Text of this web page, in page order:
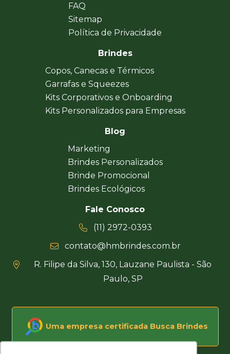
FAQ
Sitemap
Política de Privacidade
Brindes
Copos, Canecas e Térmicos
Garrafas e Squeezes
Kits Corporativos e Onboarding
Kits Personalizados para Empresas
Blog
Marketing
Brindes Personalizados
Brinde Promocional
Brindes Ecológicos
Fale Conosco
(11) 2972-0393
contato@hmbrindes.com.br
R. Filipe da Silva, 130, Lauzane Paulista - São
Paulo, SP
Uma empresa certificada Busca Brindes